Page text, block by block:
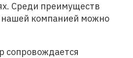
Среди преимуществ
нашей компанией можно
сопровождается